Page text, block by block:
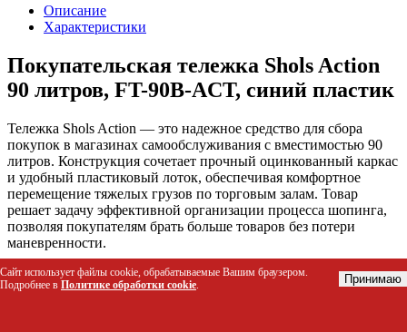
Описание
Характеристики
Покупательская тележка Shols Action
90 литров, FT-90B-ACT, синий пластик
Тележка Shols Action — это надежное средство для сбора
покупок в магазинах самообслуживания с вместимостью 90
литров. Конструкция сочетает прочный оцинкованный каркас
и удобный пластиковый лоток, обеспечивая комфортное
перемещение тяжелых грузов по торговым залам. Товар
решает задачу эффективной организации процесса шопинга,
позволяя покупателям брать больше товаров без потери
маневренности.
Кому подойдет этот товар
Сайт использует файлы cookie, обрабатываемые Вашим браузером.
Подробнее в Политике обработки cookie. Принимаю